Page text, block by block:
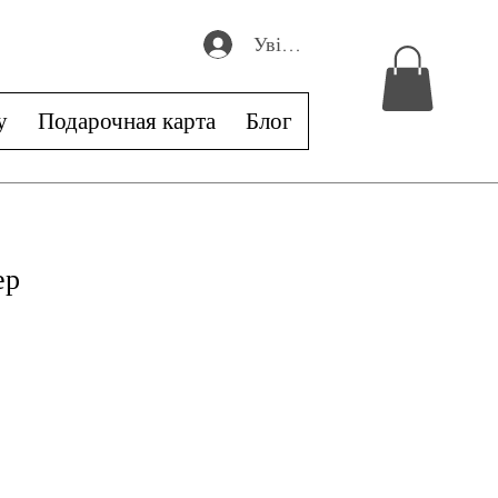
Увійти
Подарочная карта Блог